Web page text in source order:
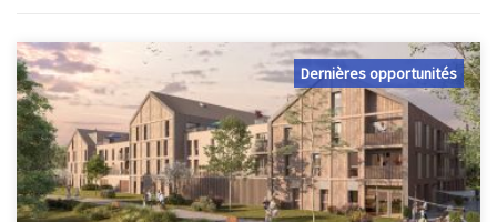
Dernières opportunités